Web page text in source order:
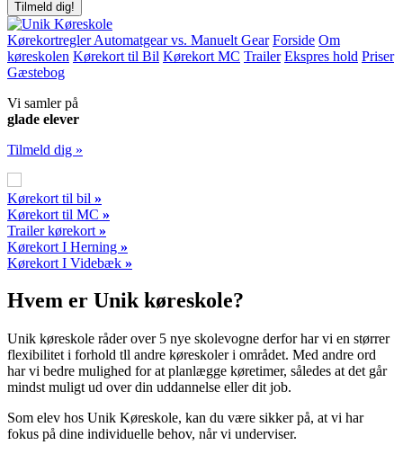
Kørekortregler Automatgear vs. Manuelt Gear Forside Om
køreskolen Kørekort til Bil Kørekort MC Trailer Ekspres hold Priser
Gæstebog
Vi samler på
glade elever
Tilmeld dig »
Kørekort til bil »
Kørekort til MC »
Trailer kørekort »
Kørekort I Herning »
Kørekort I Videbæk »
Hvem er Unik køreskole?
Unik køreskole råder over 5 nye skolevogne derfor har vi en størrer
flexibilitet i forhold tll andre køreskoler i området. Med andre ord
har vi bedre mulighed for at planlægge køretimer, således at det går
mindst muligt ud over din uddannelse eller dit job.
Som elev hos Unik Køreskole, kan du være sikker på, at vi har
fokus på dine individuelle behov, når vi underviser.